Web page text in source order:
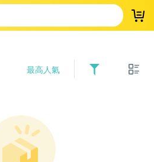
登
最高人氣